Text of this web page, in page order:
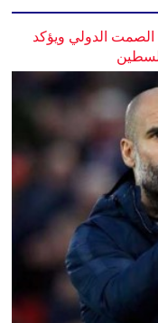
الصمت الدولي ويؤكد